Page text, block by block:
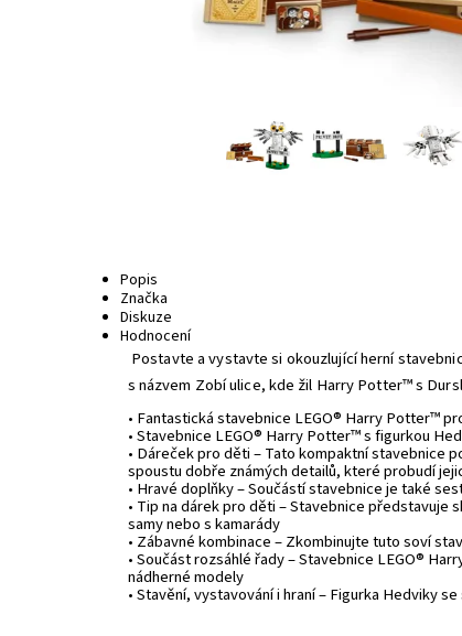
Popis
Značka
Diskuze
Hodnocení
Postavte a vystavte si okouzlující herní
s názvem Zobí ulice, kde žil Harry Potter™ s
• Fantastická stavebnice LEGO® Harry Potter™
• Stavebnice LEGO® Harry Potter™ s figurkou
• Dáreček pro děti – Tato kompaktní stavebnice
spoustu dobře známých detailů, které probudí
• Hravé doplňky – Součástí stavebnice je také
• Tip na dárek pro děti – Stavebnice představuje
samy nebo s kamarády
• Zábavné kombinace – Zkombinujte tuto soví
• Součást rozsáhlé řady – Stavebnice LEGO®
nádherné modely
• Stavění, vystavování i hraní – Figurka Hedviky